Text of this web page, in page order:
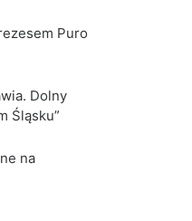
Puro
Dolny
Śląsku”
na